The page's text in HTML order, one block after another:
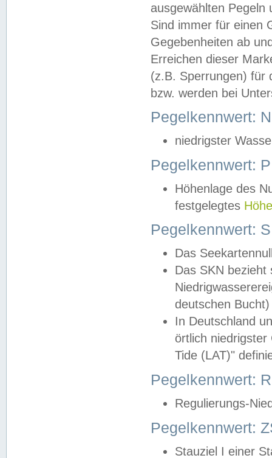
ausgewählten
Sind immer für einen
Gegebenheiten ab
Erreichen dieser
(z.B. Sperrungen) für
bzw. werden bei
Pegelkennwert:
niedrigster
Pegelkennwert:
Höhenlage des
festgelegtes
Pegelkennwert:
Das
Das SKN
deutschen
In Deutschland
örtlich
Tide (LAT)"
Pegelkennwert:
Regulierungs-
Pegelkennwert:
Stauziel I einer